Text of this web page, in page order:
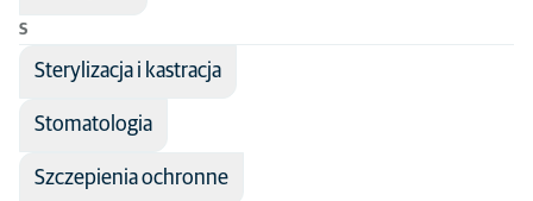
S
Sterylizacja i kastracja
Stomatologia
Szczepienia ochronne